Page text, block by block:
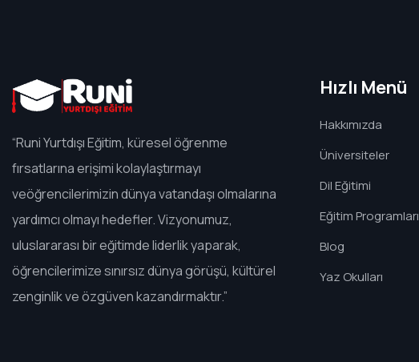
“Runi Yurtdışı Eğitim, küresel öğrenme
fırsatlarına erişimi kolaylaştırmayı
veöğrencilerimizin dünya vatandaşı olmalarına
yardımcı olmayı hedefler. Vizyonumuz,
uluslararası bir eğitimde liderlik yaparak,
öğrencilerimize sınırsız dünya görüşü, kültürel
zenginlik ve özgüven kazandırmaktır.”
Hızlı Menü
Hakkımızda
Üniversiteler
Dil Eğitimi
Eğitim Programları
Blog
Yaz Okulları